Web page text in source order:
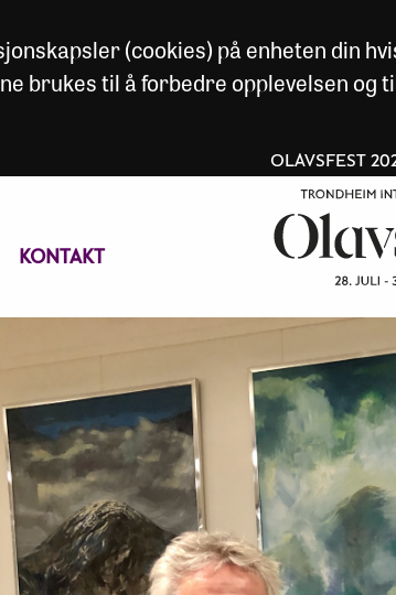
(cookies) på enheten din
brukes til å forbedre opplevelsen og
OLAVSFEST
KONTAKT